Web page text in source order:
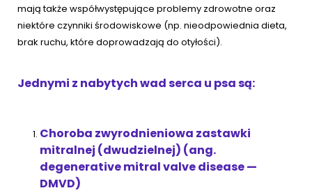
mają także współwystępujące problemy zdrowotne oraz
niektóre czynniki środowiskowe (np. nieodpowiednia dieta,
brak ruchu, które doprowadzają do otyłości).
Jednymi z nabytych wad serca u psa są:
Choroba zwyrodnieniowa zastawki
mitralnej (dwudzielnej) (ang.
degenerative mitral valve disease —
DMVD)